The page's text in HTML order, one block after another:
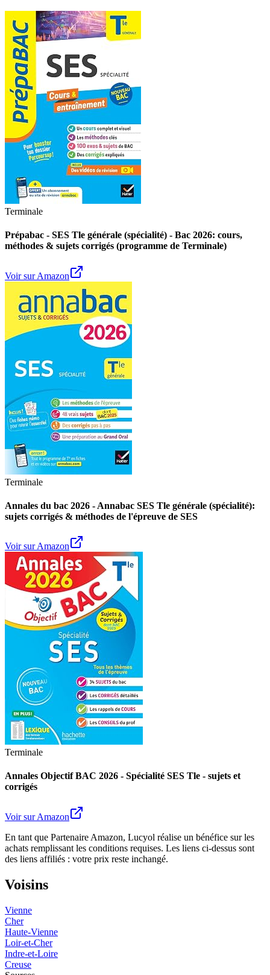
Terminale
Prépabac - SES Tle générale (spécialité) - Bac 2026: cours,
méthodes & sujets corrigés (programme de Terminale)
Voir sur Amazon
Terminale
Annales du bac 2026 - Annabac SES Tle générale (spécialité):
sujets corrigés & méthodes de l'épreuve de SES
Voir sur Amazon
Terminale
Annales Objectif BAC 2026 - Spécialité SES Tle - sujets et
corrigés
Voir sur Amazon
En tant que Partenaire Amazon, Lucyol réalise un bénéfice sur les
achats remplissant les conditions requises. Les liens ci-dessus sont
des liens affiliés : votre prix reste inchangé.
Voisins
Vienne
Cher
Haute-Vienne
Loir-et-Cher
Indre-et-Loire
Creuse